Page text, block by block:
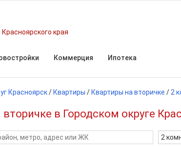
края
Коммерция Ипотека
Красноярск/ Квартиры / Квартиры на вторичке / 2
в Городском округе
2